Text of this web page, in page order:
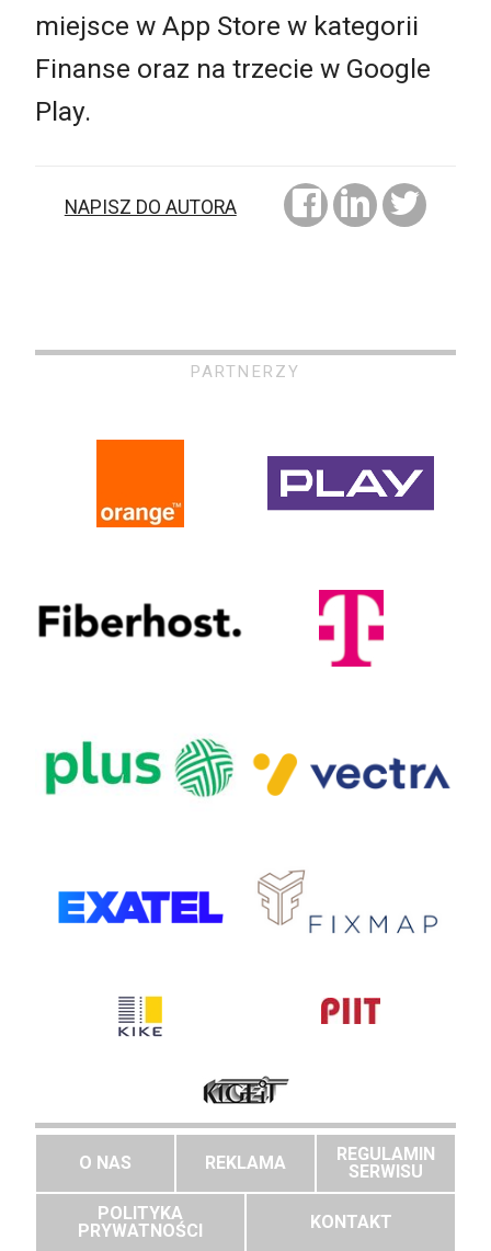
miejsce w App Store w kategorii
Finanse oraz na trzecie w Google
Play.
NAPISZ DO AUTORA
PARTNERZY
O NAS REKLAMA
REGULAMIN
SERWISU
POLITYKA
PRYWATNOŚCI
KONTAKT